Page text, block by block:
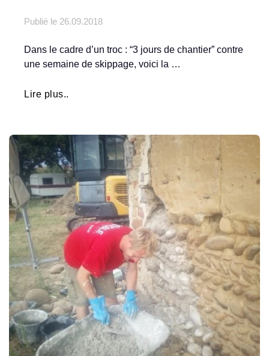
Publié le 26.09.2018
Dans le cadre d’un troc : “3 jours de chantier” contre
une semaine de skippage, voici la …
Lire plus..